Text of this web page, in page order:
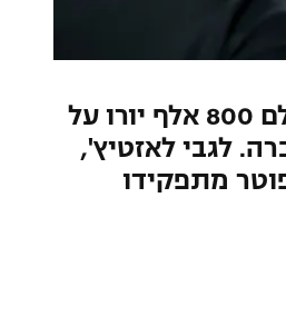
המאמן אורי גוטמן ביקר את הצהובים, שהעדיפו לשלם 800 אלף יורו על
לגבי לאזטיץ',
מתפקידו